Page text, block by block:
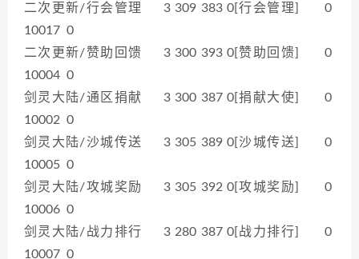
二次更新/行会管理 3 309 383 0[行会管理] 0
10017 0
二次更新/赞助回馈 3 300 393 0[赞助回馈] 0
10004 0
剑灵大陆/通区捐献 3 300 387 0[捐献大使] 0
10002 0
剑灵大陆/沙城传送 3 305 389 0[沙城传送] 0
10005 0
剑灵大陆/攻城奖励 3 305 392 0[攻城奖励] 0
10006 0
剑灵大陆/战力排行 3 280 387 0[战力排行] 0
10007 0